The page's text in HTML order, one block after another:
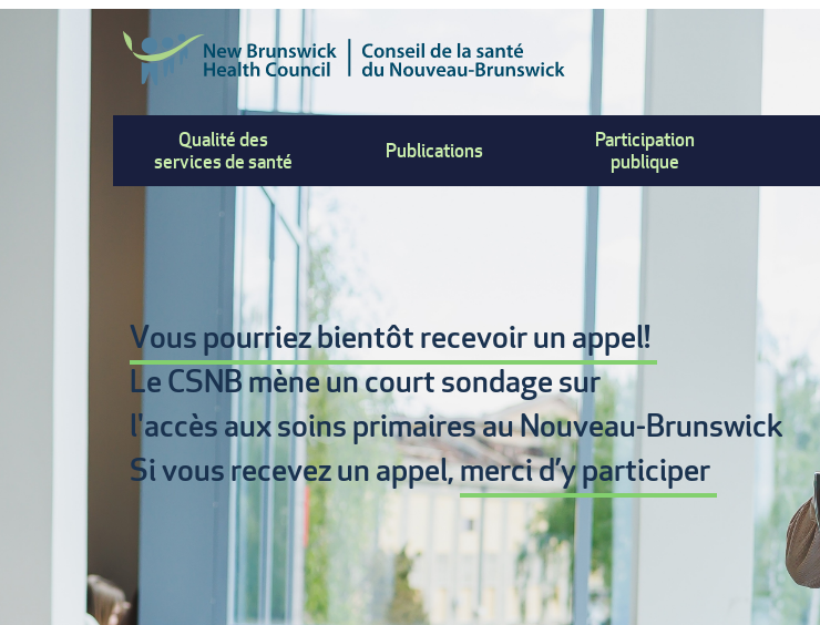
Aller
Qualité des
services de santé
Publications
Participation
publique
Vous pourriez bientôt recevoir un appel!
Le CSNB mène un court sondage sur
l'accès aux soins primairesau Nouveau-Brunswick
Si vous recevez un appel,merci d’y participer